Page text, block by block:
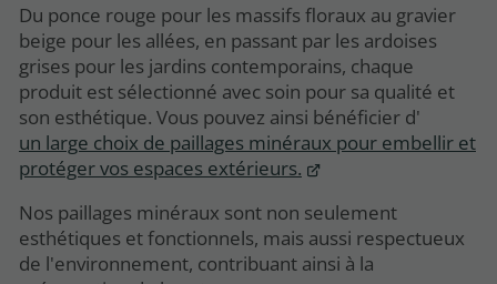
Du ponce rouge pour les massifs floraux au gravier
beige pour les allées, en passant par les ardoises
grises pour les jardins contemporains, chaque
produit est sélectionné avec soin pour sa qualité et
son esthétique. Vous pouvez ainsi bénéficier d'
un large choix de paillages minéraux pour embellir et
protéger vos espaces extérieurs.
Nos paillages minéraux sont non seulement
esthétiques et fonctionnels, mais aussi respectueux
de l'environnement, contribuant ainsi à la